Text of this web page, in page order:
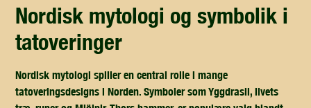
nordisk mytologi og symbolik i
tatoveringer
Nordisk mytologi spiller en central rolle i mange
tatoveringsdesigns i Norden. Symboler som Yggdrasil, livets